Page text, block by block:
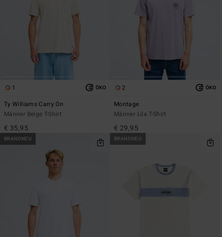
1 ÖKO
Ty Williams Carry On
Männer Beige T-Shirt
€ 35,95
2 ÖKO
Montage
Männer Lila T-Shirt
€ 29,95
BRANDNEU BRANDNEU